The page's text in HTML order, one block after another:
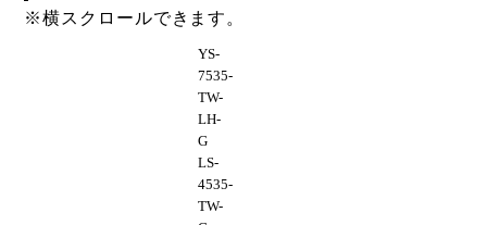
※横スクロールできます。
YS-
7535-
TW-
LH-
G
LS-
4535-
TW-